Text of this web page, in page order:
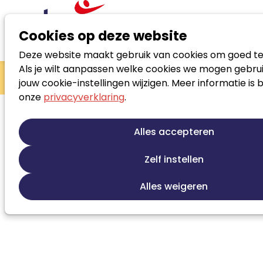
Cookies op deze website
Deze website maakt gebruik van cookies om goed
Als je wilt aanpassen welke cookies we mogen
jouw cookie-instellingen wijzigen. Meer informatie is
onze privacyverklaring.
Alles accepteren
Zelf instellen
Alles weigeren
Zoek loopbaanspecialist
Pam Wierda
Contact
Ververstraat 49 c 2312 LS LEIDEN